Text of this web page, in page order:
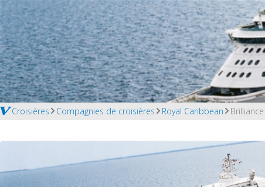
Croisières Compagnies de croisières Royal Caribbean